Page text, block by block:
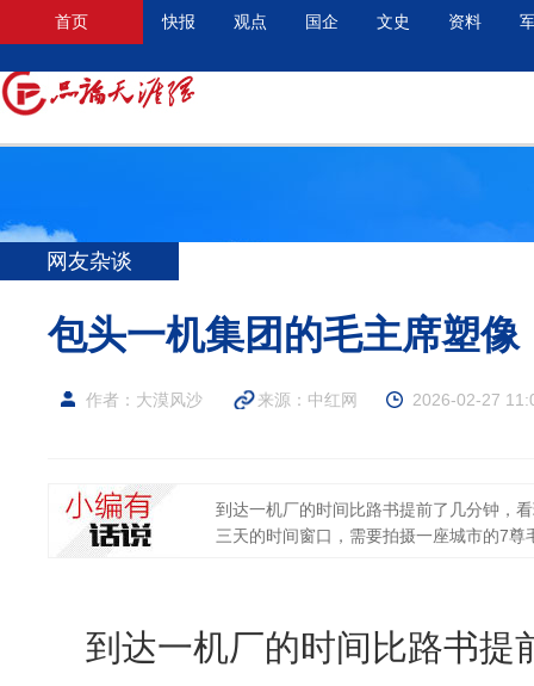
首页 快报 观点 国企 文史 资料
网友杂谈
包头一机集团的毛主席塑像
作者：大漠风沙 来源： 中红网 2026-02-27
到达一机厂的时间比路书提前了几分钟，
三天的时间窗口，需要拍摄一座城市的7
到达一机厂的时间比路书提